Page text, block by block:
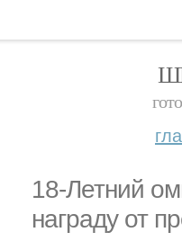
18-Летний
награду от